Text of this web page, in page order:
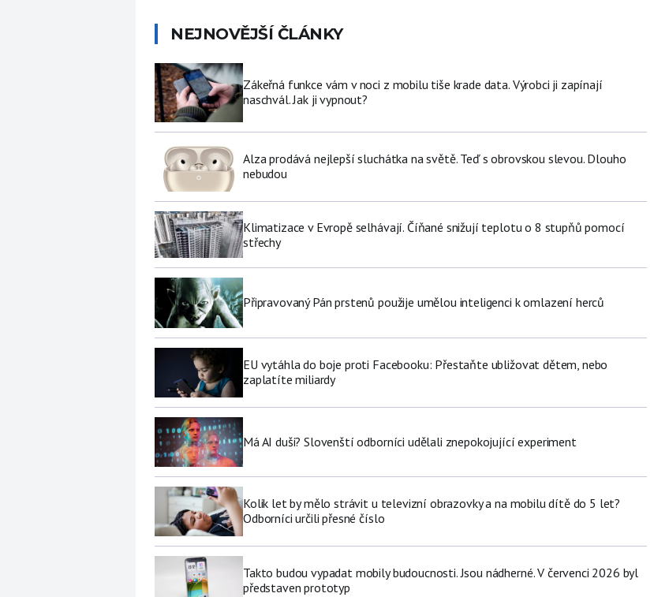
NEJNOVĚJŠÍ ČLÁNKY
Zákeřná funkce vám v noci z mobilu tiše krade data. Výrobci ji zapínají
naschvál. Jak ji vypnout?
Alza prodává nejlepší sluchátka na světě. Teď s obrovskou slevou. Dlouho
nebudou
Klimatizace v Evropě selhávají. Číňané snižují teplotu o 8 stupňů pomocí
střechy
Připravovaný Pán prstenů použije umělou inteligenci k omlazení herců
EU vytáhla do boje proti Facebooku: Přestaňte ubližovat dětem, nebo
zaplatíte miliardy
Má AI duši? Slovenští odborníci udělali znepokojující experiment
Kolik let by mělo strávit u televizní obrazovky a na mobilu dítě do 5 let?
Odborníci určili přesné číslo
Takto budou vypadat mobily budoucnosti. Jsou nádherné. V červenci 2026 byl
představen prototyp